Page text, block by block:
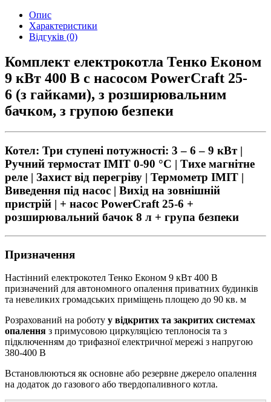
Опис
Характеристики
Відгуків (0)
Комплект електрокотла Тенко Економ
9 кВт 400 В c насосом PowerCraft 25-
6 (з гайками), з розширювальним
бачком, з групою безпеки
Котел: Три ступені потужності: 3 – 6 – 9 кВт |
Ручний термостат IMIT 0-90 °С | Тихе магнітне
реле | Захист від перегріву | Термометр IMIT |
Виведення під насос | Вихід на зовнішній
пристрій | + насос PowerCraft 25-6 +
розширювальний бачок 8 л + група безпеки
Призначення
Настінний електрокотел Тенко Економ 9 кВт 400 В
призначений для автономного опалення приватних будинків
та невеликих громадських приміщень площею до 90 кв. м
Розрахований на роботу у відкритих та закритих системах
опалення з примусовою циркуляцією теплоносія та з
підключенням до трифазної електричної мережі з напругою
380-400 В
Встановлюються як основне або резервне джерело опалення
на додаток до газового або твердопаливного котла.